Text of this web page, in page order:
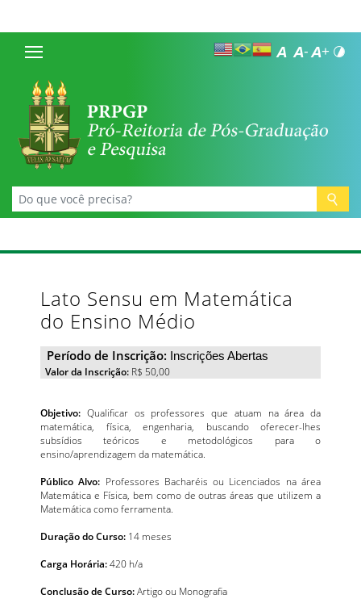
Lato Sensu em Matemática
do Ensino Médio
Período de Inscrição: Inscrições Abertas
Valor da Inscrição: R$ 50,00
Objetivo: Qualificar os professores que atuam na área da
matemática, física, engenharia, buscando oferecer-lhes
subsídios teóricos e metodológicos para o
ensino/aprendizagem da matemática.
Público Alvo: Professores Bacharéis ou Licenciados na área
Matemática e Física, bem como de outras áreas que utilizem a
Matemática como ferramenta.
Duração do Curso: 14 meses
Carga Horária:420 h/a
Conclusão de Curso:Artigo ou Monografia